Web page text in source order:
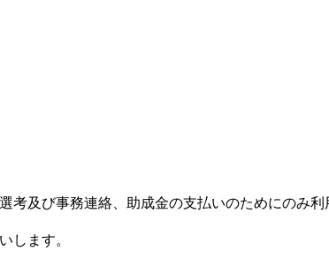
考及び事務連絡、助成金の支払いのためにのみ
します。